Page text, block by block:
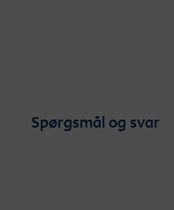
Spørgsmål og svar